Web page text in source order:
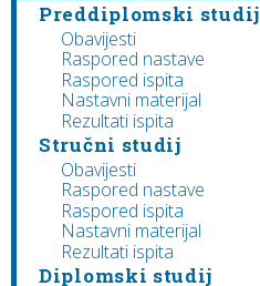
Preddiplomski studij
Obavijesti
Raspored nastave
Raspored ispita
Nastavni materijal
Rezultati ispita
Stručni studij
Obavijesti
Raspored nastave
Raspored ispita
Nastavni materijal
Rezultati ispita
Diplomski studij